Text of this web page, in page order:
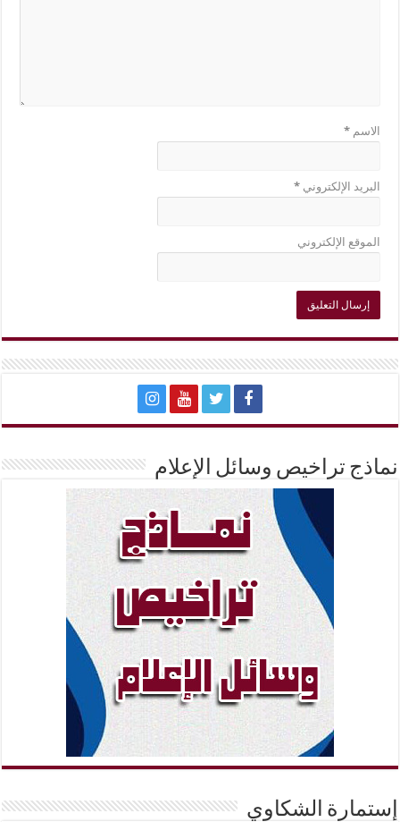
الاسم*
البريد الإلكتروني*
الموقع الإلكتروني
نماذج تراخيص وسائل الإعلام
إستمارة الشكاوي